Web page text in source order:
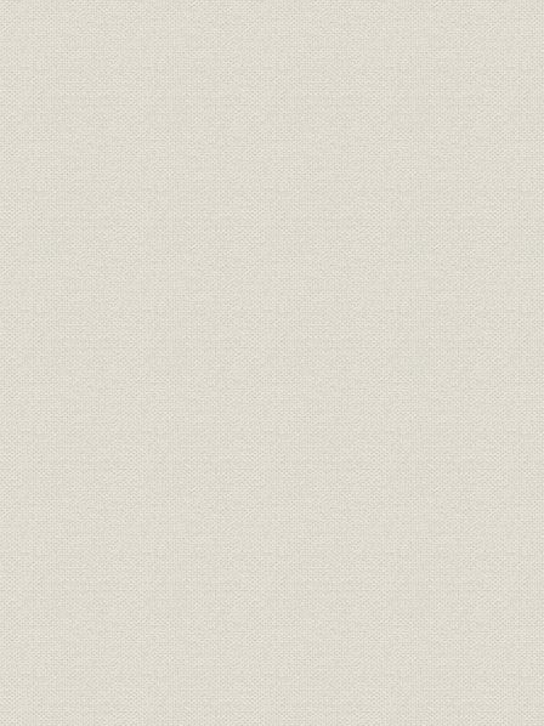
第8章 工作
第1節 車両
第2節 工場
第3節 駅区機械
第9章 100年を迎えた国有鉄道
第1節 国有鉄道の現状
第2節 将来への展望
線路名称の変遷(大正9年~昭和48年)